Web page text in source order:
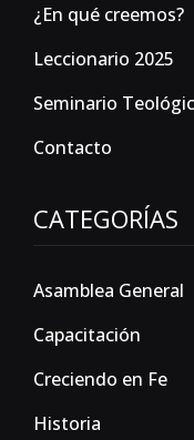
¿En qué creemos?
Leccionario 2025
Seminario
Contacto
CATEGORÍAS
Asamblea General
Capacitación
Creciendo en Fe
Historia